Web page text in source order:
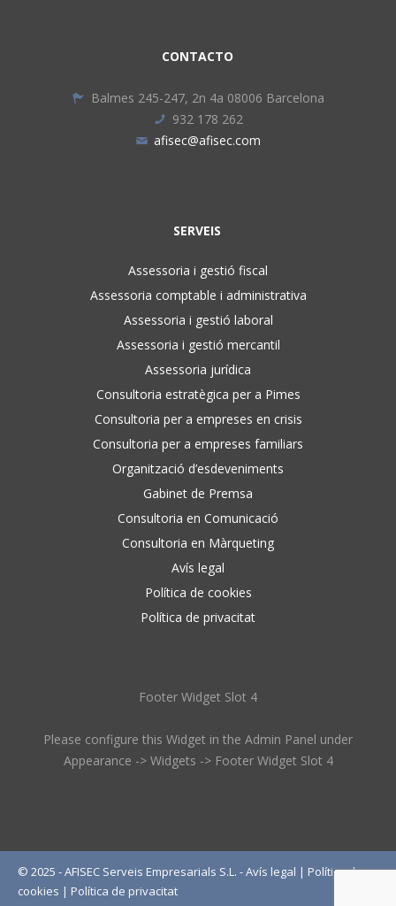
CONTACTO
Balmes 245-247, 2n 4a 08006 Barcelona
932 178 262
afisec@afisec.com
SERVEIS
Assessoria i gestió fiscal
Assessoria comptable i administrativa
Assessoria i gestió laboral
Assessoria i gestió mercantil
Assessoria jurídica
Consultoria estratègica per a Pimes
Consultoria per a empreses en crisis
Consultoria per a empreses familiars
Organització d’esdeveniments
Gabinet de Premsa
Consultoria en Comunicació
Consultoria en Màrqueting
Avís legal
Política de cookies
Política de privacitat
Footer Widget Slot 4
Please configure this Widget in the Admin Panel under
Appearance -> Widgets -> Footer Widget Slot 4
© 2025 - AFISEC Serveis Empresarials S.L. -Avís legal | Política de
cookies | Política de privacitat